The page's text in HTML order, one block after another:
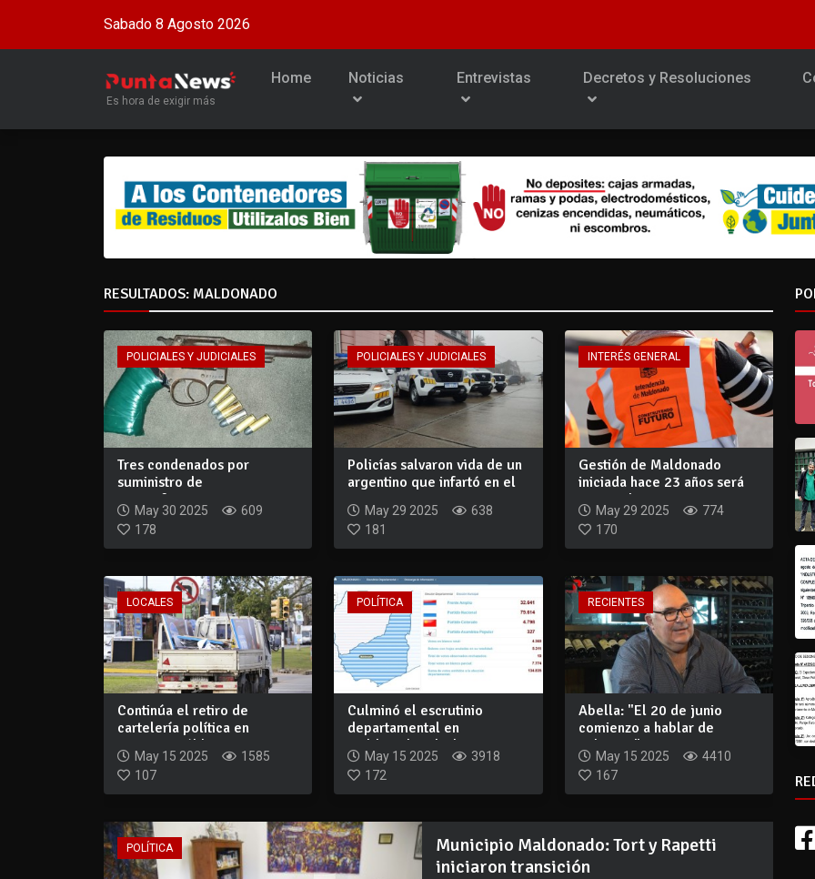
Sabado 8 Agosto 2026
Es hora de exigir más
Home Noticias Entrevistas Decretos y Resoluciones
RESULTADOS: MALDONADO
POLICIALES Y JUDICIALES
Tres condenados por
suministro de
estupefacientes en
Maldona...
May 30 2025
609
178
POLICIALES Y JUDICIALES
Policías salvaron vida de un
argentino que infartó en el
May 29 2025
638
181
INTERÉS GENERAL
Gestión de Maldonado
iniciada hace 23 años será
retomada a n...
May 29 2025
774
170
LOCALES
Continúa el retiro de
cartelería política en
espacios públic...
May 15 2025
1585
107
POLÍTICA
Culminó el escrutinio
departamental en
Maldonado: Chiche Gra...
May 15 2025
3918
172
RECIENTES
Abella: "El 20 de junio
comienzo a hablar de
gabinete"
May 15 2025
4410
167
POLÍTICA
Municipio Maldonado: Tort y Rapetti
iniciaron transición